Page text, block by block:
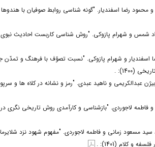
محمود رضا اسفندیار. "گونه شناسی روابط صوفیان با هندوها
شمس و شهرام پازوکی. "روش شناسی کاربست احادیث
و شهرام پازوکی. "نسبت تصوّف با فرهنگ و تمدّن
(1400): .
عبدالکریمی و ناهید عبدی. "رمز و نشانه در کلاه ها و
سید مسعود زمانی و فاطمه لاجوردی. "مفهوم شهود نزد
و کلام (1401): .